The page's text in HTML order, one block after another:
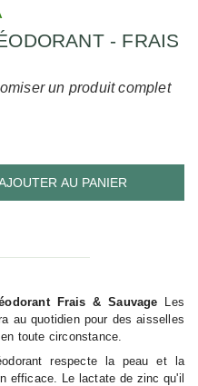
- FRAIS
un produit complet
AU PANIER
Frais & Sauvage Les
au quotidien pour des aisselles
toute circonstance.
respecte la peau et la
efficace. Le lactate de zinc qu'il